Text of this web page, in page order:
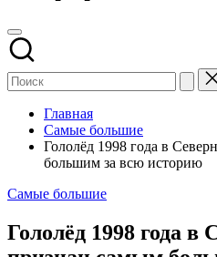
Главная
Самые большие
Гололёд 1998 года в
большим за всю историю
Опубликовано
Самые большие
Гололёд 1998 года в